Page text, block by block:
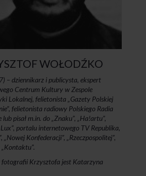
WOŁODŹKO
– dziennikarz i publicysta, ekspert
Centrum Kultury w Zespole
Lokalnej, felietonista „Gazety Polskiej
felietonista radiowy Polskiego Radia
lub pisał m.in. do „Znaku”, „Ha!artu”,
Lux”, portalu internetowego TV Republika,
„Nowej Konfederacji”, „Rzeczpospolitej”,
„Kontaktu”.
Krzysztofa jest Katarzyna